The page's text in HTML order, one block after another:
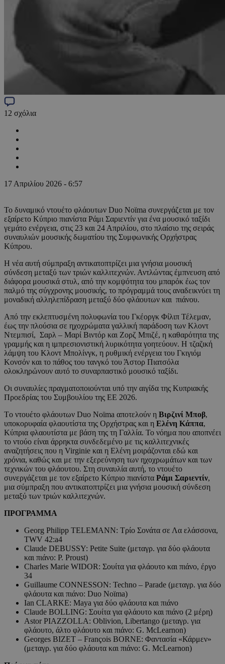
12 σχόλια
17 Απριλίου 2026 - 6:57
Το δυναμικό ντουέτο φλάουτων Duo Noïma συνεργάζεται με τον
εξαίρετο Κύπριο πιανίστα Ράμι Σαριεντίν για ένα μουσικό ταξίδι
γεμάτο ενέργεια, στις 23 και 24 Απριλίου, στο πλαίσιο της σειράς
συναυλιών μουσικής δωματίου της Συμφωνικής Ορχήστρας
Κύπρου.
Η νέα αυτή σύμπραξη αντικατοπτρίζει μια γνήσια μουσική
σύνδεση μεταξύ των τριών καλλιτεχνών. Αντλώντας έμπνευση από
διάφορα μουσικά στυλ, από την κομψότητα του μπαρόκ έως τον
παλμό της σύγχρονης μουσικής, το πρόγραμμά τους αναδεικνύει τη
μοναδική αλληλεπίδραση μεταξύ δύο φλάουτων και πιάνου.
Από την εκλεπτυσμένη πολυφωνία του Γκέοργκ Φίλιπ Τέλεμαν,
έως την πλούσια σε ηχοχρώματα γαλλική παράδοση των Κλοντ
Ντεμπισί, Σαρλ – Μαρί Βιντόρ και Ζορζ Μπιζέ, η καθαρότητα της
γραμμής και η ιμπρεσιονιστική λυρικότητα γοητεύουν. Η τζαζική
λάμψη του Κλοντ Μπολίνγκ, η ρυθμική ενέργεια του Γκιγιόμ
Κονσόν και το πάθος του τανγκό του Άστορ Πιατσόλα
ολοκληρώνουν αυτό το συναρπαστικό μουσικό ταξίδι.
Οι συναυλίες πραγματοποιούνται υπό την αιγίδα της Κυπριακής
Προεδρίας του Συμβουλίου της ΕΕ 2026.
Tο ντουέτο φλάουτων Duo Noïma αποτελούν η Βιρζινί Μποβ,
υποκορυφαία φλαουτίστα της Ορχήστρας και η Ελένη Κάππα,
Κύπρια φλαουτίστα με βάση της τη Γαλλία. Το νόημα που αποπνέει
το ντούο είναι άρρηκτα συνδεδεμένο με τις καλλιτεχνικές
αναζητήσεις που η Virginie και η Ελένη μοιράζονται εδώ και
χρόνια, καθώς και με την εξερεύνηση των ηχοχρωμάτων και των
τεχνικών του φλάουτου. Στη συναυλία αυτή, το ντουέτο
συνεργάζεται με τον εξαίρετο Κύπριο πιανίστα Ράμι Σαριεντίν,
μια σύμπραξη που αντικατοπτρίζει μια γνήσια μουσική σύνδεση
μεταξύ των τριών καλλιτεχνών.
ΠΡΟΓΡΑΜΜΑ
Georg Philipp TELEMANN: Tρίο Σονάτα σε Λα ελάσσονα,
TWV 42:a4
Claude DEBUSSY: Petite Suite (μεταγρ. για δύο φλάουτα
και πιάνο: P. Proust)
Charles Marie WIDOR: Σουίτα για φλάουτο και πιάνο, έργο
34
Guillaume CONNESSON: Techno – Parade (μεταγρ. για δύο
φλάουτα και πιάνο: Duo Noïma)
Ian CLARKE: Maya για δύο φλάουτα και πιάνο
Claude BOLLING: Σουίτα για φλάουτο και πιάνο (2 μέρη)
Astor PIAZZOLLA: Oblivion, Libertango (μεταγρ. για
φλάουτο, άλτο φλάουτο και πιάνο: G. McLearnon)
Georges BIZET – François BORNE: Φαντασία «Κάρμεν»
(μεταγρ. για δύο φλάουτα και πιάνο: G. McLearnon)